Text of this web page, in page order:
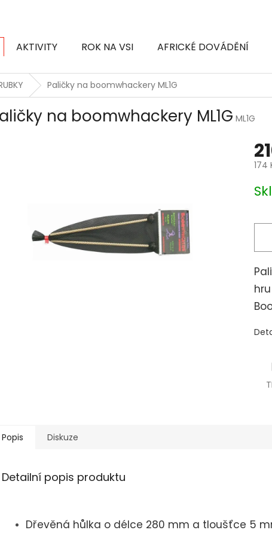
AKTIVITY ROK NA VSI AFRICKÉ DOVÁDĚNÍ
Paličky na boomwhackery ML1G
na boomwhackery ML1G ML1G
174
Popis Diskuze
Detailní popis produktu
Dřevěná hůlka o délce 280 mm a tloušťce 5